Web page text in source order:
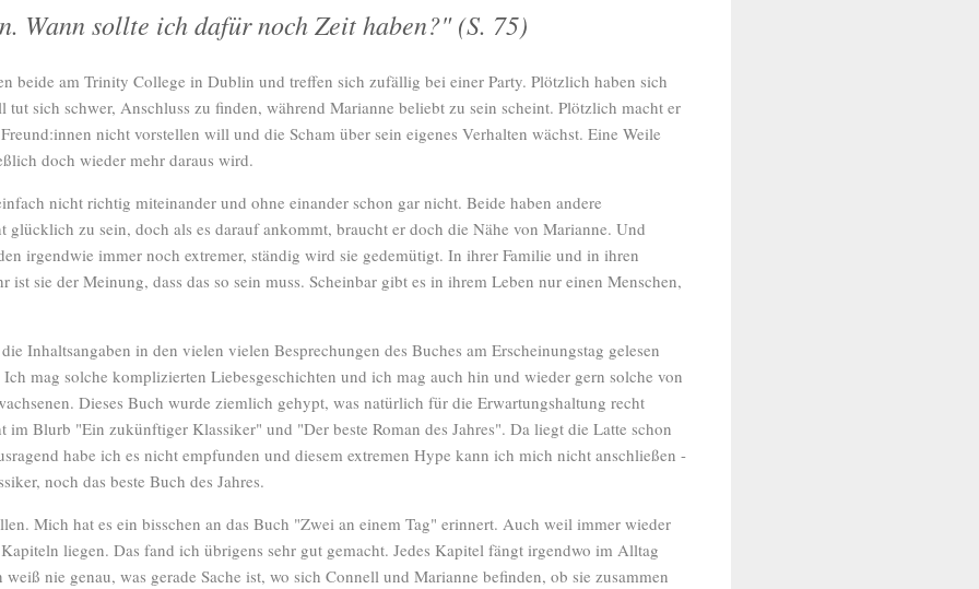
Wann sollte ich dafür noch Zeit haben?" (S. 75)
beide am Trinity College in Dublin und treffen sich zufällig bei einer Party. Plötzlich haben sich
tut sich schwer, Anschluss zu finden, während Marianne beliebt zu sein scheint. Plötzlich macht er
nicht vorstellen will und die Scham über sein eigenes Verhalten wächst. Eine Weile
doch wieder mehr daraus wird.
nicht richtig miteinander und ohne einander schon gar nicht. Beide haben andere
glücklich zu sein, doch als es darauf ankommt, braucht er doch die Nähe von Marianne. Und
irgendwie immer noch extremer, ständig wird sie gedemütigt. In ihrer Familie und in ihren
ist sie der Meinung, dass das so sein muss. Scheinbar gibt es in ihrem Leben nur einen Menschen,
Inhaltsangaben in den vielen vielen Besprechungen des Buches am Erscheinungstag gelesen
mag solche komplizierten Liebesgeschichten und ich mag auch hin und wieder gern solche von
Dieses Buch wurde ziemlich gehypt, was natürlich für die Erwartungshaltung recht
im Blurb "Ein zukünftiger Klassiker" und "Der beste Roman des Jahres". Da liegt die Latte schon
habe ich es nicht empfunden und diesem extremen Hype kann ich mich nicht anschließen -
noch das beste Buch des Jahres.
Mich hat es ein bisschen an das Buch "Zwei an einem Tag" erinnert. Auch weil immer wieder
liegen. Das fand ich übrigens sehr gut gemacht. Jedes Kapitel fängt irgendwo im Alltag
nie genau, was gerade Sache ist, wo sich Connell und Marianne befinden, ob sie zusammen